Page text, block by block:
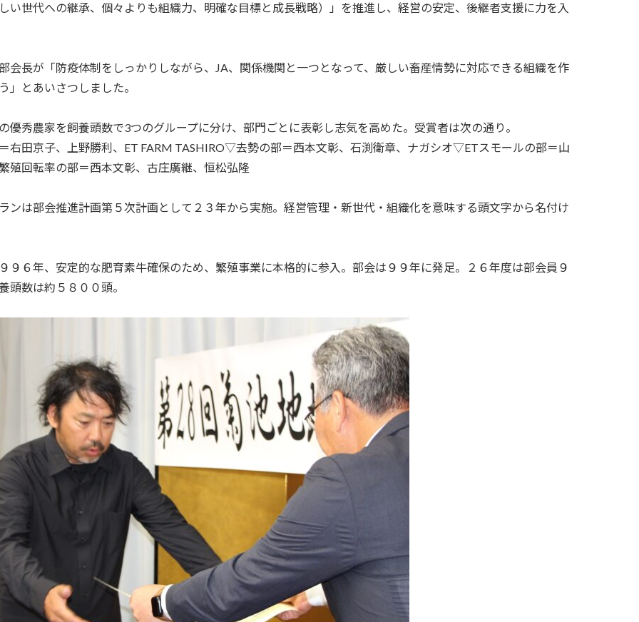
い世代への継承、個々よりも組織力、明確な目標と成長戦略）」を推進し、経営の安定、後継者支援に力を入
会長が「防疫体制をしっかりしながら、 JA、関係機関と一つとなって、厳しい畜産情勢に対応できる組織を作
」とあいさつしました。
優秀農家を飼養頭数で3つのグループに分け、部門ごとに表彰し志気を高めた。受賞者は次の通り。
右田京子、上野勝利、 ET FARM TASHIRO▽去勢の部＝西本文彰、石渕衛章、ナガシオ▽ETスモールの部＝山
殖回転率の部＝西本文彰、古庄廣継、恒松弘隆
ンは部会推進計画第５次計画として２３年から実施。経営管理・新世代・組織化を意味する頭文字から名付け
９６年、安定的な肥育素牛確保のため、繁殖事業に本格的に参入。部会は９９年に発足。２６年度は部会員９
頭数は約５８００頭。